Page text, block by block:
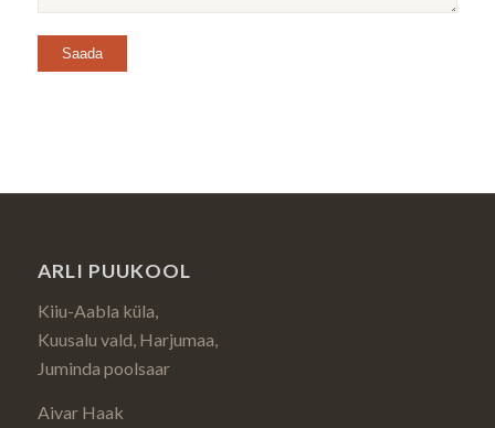
ARLI PUUKOOL
Kiiu-Aabla küla,
Kuusalu vald, Harjumaa,
Juminda poolsaar
Aivar Haak